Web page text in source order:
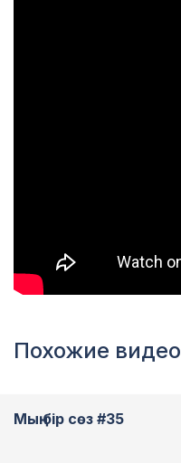
Похожие видео
Мың бір сөз #35